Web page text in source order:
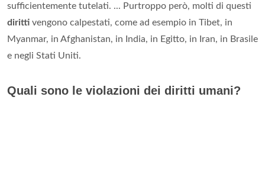
sufficientemente tutelati. ... Purtroppo però, molti di questi
diritti vengono calpestati, come ad esempio in Tibet, in
Myanmar, in Afghanistan, in India, in Egitto, in Iran, in Brasile
e negli Stati Uniti.
Quali sono le violazioni dei diritti umani?